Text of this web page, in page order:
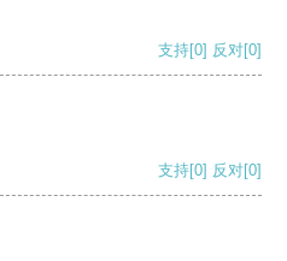
支持[0] 反对[0]
支持[0] 反对[0]